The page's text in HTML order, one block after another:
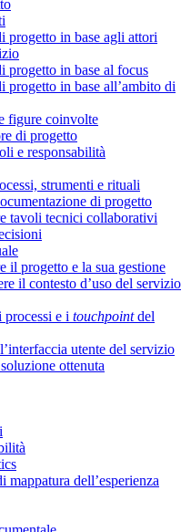
progetto in base agli attori
progetto in base al focus
progetto in base all’ambito di
figure coinvolte
di progetto
e responsabilità
strumenti e rituali
di progetto
tavoli tecnici collaborativi
il progetto e la sua gestione
il contesto d’uso del servizio
processi e i touchpointdel
utente del servizio
ottenuta
mappatura dell’esperienza